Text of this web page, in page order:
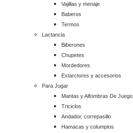
Vajillas y menaje
Baberos
Termos
Lactancia
Biberones
Chupetes
Mordedores
Extarctores y accesorios
Para Jugar
Mantas y Alfombras De Juego
Triciclos
Andador, correpasillo
Hamacas y columpios